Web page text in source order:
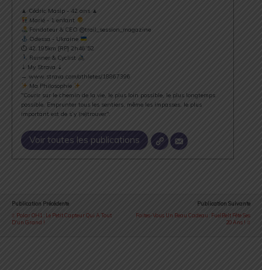
▲ Cédric Masip - 42 ans ▲
Marié - 1 enfant
Fondateur & CEO @trail_session_magazine
Odessa - Ukraine
⏱ 42.195km [RP] 2h46’52
Runner & Cyclist
⇣ My Strava ⇣
→ www.strava.com/athletes/18867396
Ma Philosophie
"Courir sur le chemin de la vie, le plus loin possible, le plus longtemps
possible. Emprunter tous les sentiers, même les impasses, le plus
important est de s’y (re)trouver".
Voir toutes les publications
Publication Précédente
Polar OH1 : Le Petit Capteur Qui A Tout
D'un Grand !
Publication Suivante
Faites-Vous Un Beau Cadeau : FuelBelt Fête Ses
20 Ans !